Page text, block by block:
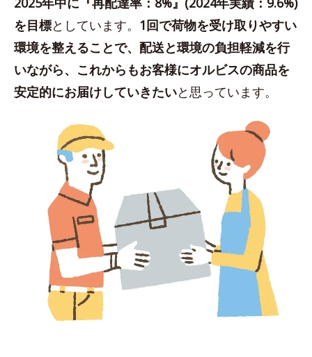
を目標としています。 1回で荷物を受け取りやすい
環境を整えることで、配送と環境の負担軽減を行
いながら、これからもお客様にオルビスの商品を
安定的にお届けしていきたいと思っています。